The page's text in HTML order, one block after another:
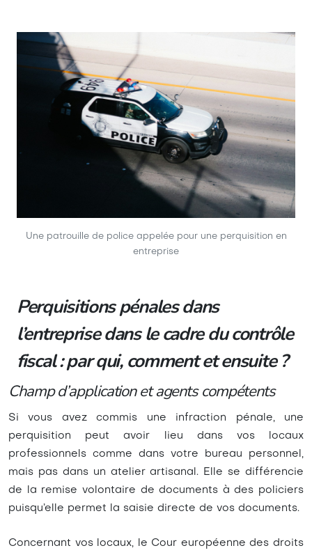
Une patrouille de police appelée pour une perquisition en
entreprise
Perquisitions pénales dans
l’entreprise dans le cadre du contrôle
fiscal : par qui, comment et ensuite ?
Champ d’application et agents compétents
Si vous avez commis une infraction pénale, une
perquisition peut avoir lieu dans vos locaux
professionnels comme dans votre bureau personnel,
mais pas dans un atelier artisanal. Elle se différencie
de la remise volontaire de documents à des policiers
puisqu’elle permet la saisie directe de vos documents.
Concernant vos locaux, le Cour européenne des droits